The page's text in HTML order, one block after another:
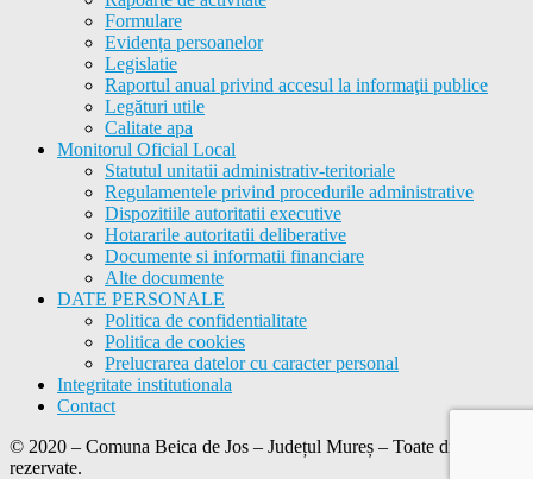
Formulare
Evidența persoanelor
Legislatie
Raportul anual privind accesul la informaţii publice
Legături utile
Calitate apa
Monitorul Oficial Local
Statutul unitatii administrativ-teritoriale
Regulamentele privind procedurile administrative
Dispozitiile autoritatii executive
Hotararile autoritatii deliberative
Documente si informatii financiare
Alte documente
DATE PERSONALE
Politica de confidentialitate
Politica de cookies
Prelucrarea datelor cu caracter personal
Integritate institutionala
Contact
© 2020 – Comuna Beica de Jos – Județul Mureș – Toate drepturile
rezervate.